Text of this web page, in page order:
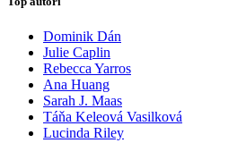
Dominik Dán
Julie Caplin
Rebecca Yarros
Ana Huang
Sarah J. Maas
Táňa Keleová Vasilková
Lucinda Riley